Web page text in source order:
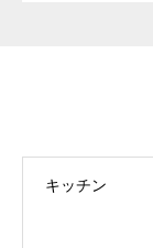
キッチン